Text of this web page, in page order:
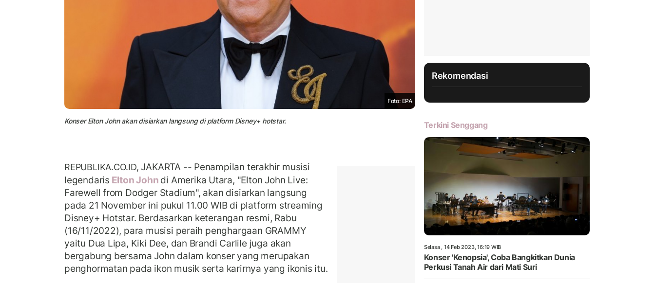
Foto: EPA
Konser Elton John akan disiarkan langsung di platform Disney+ hotstar.
REPUBLIKA.CO.ID,JAKARTA -- Penampilan terakhir musisi
legendaris Elton John di Amerika Utara, "Elton John Live:
Farewell from Dodger Stadium", akan disiarkan langsung
pada 21 November ini pukul 11.00 WIB di platform streaming
Disney+ Hotstar. Berdasarkan keterangan resmi, Rabu
(16/11/2022), para musisi peraih penghargaan GRAMMY
yaitu Dua Lipa, Kiki Dee, dan Brandi Carlile juga akan
bergabung bersama John dalam konser yang merupakan
penghormatan pada ikon musik serta karirnya yang ikonis itu.
Rekomendasi
Terkini Senggang
Selasa , 14 Feb 2023, 16:19 WIB
Konser 'Kenopsia', Coba Bangkitkan Dunia
Perkusi Tanah Air dari Mati Suri